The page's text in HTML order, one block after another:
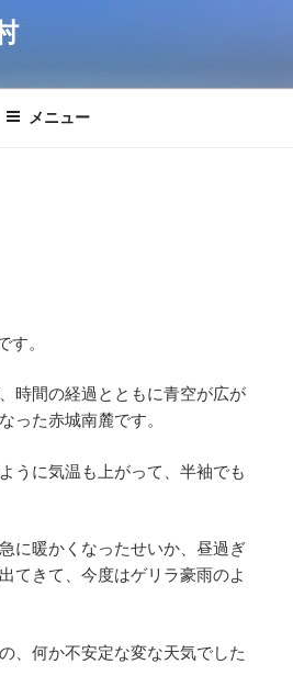
メニュー
す。
時間の経過とともに青空が広が
った赤城南麓です。
うに気温も上がって、半袖でも
に暖かくなったせいか、昼過ぎ
てきて、今度はゲリラ豪雨のよ
、何か不安定な変な天気でした